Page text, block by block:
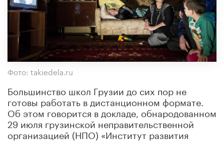
Фото: takiedela.ru
Большинство школ Грузии до сих пор не
готовы работать в дистанционном формате.
Об этом говорится в докладе, обнародованном
29 июля грузинской неправительственной
организацией (НПО) «Институт развития